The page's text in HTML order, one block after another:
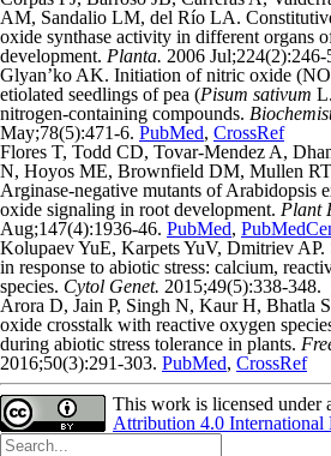
AM, Sandalio LM, del Río LA.
oxide synthase activity in different organs
development. Planta. 2006 Jul;224(2):246-
Glyan’ko AK. Initiation of nitric oxide
etiolated seedlings of pea (Pisum sativum
nitrogen-containing compounds.
May;78(5):471-6. PubMed, CrossRef
Flores T, Todd CD, Tovar-Mendez A,
N, Hoyos ME, Brownfield DM, Mullen
Arginase-negative mutants of Arabidopsis
oxide signaling in root development. Plant
Aug;147(4):1936-46. PubMed,
Kolupaev YuE, Karpets YuV, Dmitriev AP.
in response to abiotic stress: calcium,
species. Cytol Genet. 2015;49(5):338-348.
Arora D, Jain P, Singh N, Kaur H, Bhatla
oxide crosstalk with reactive oxygen
during abiotic stress tolerance in plants.
2016;50(3):291-303. PubMed, CrossRef
This work is licensed under
Attribution 4.0 International